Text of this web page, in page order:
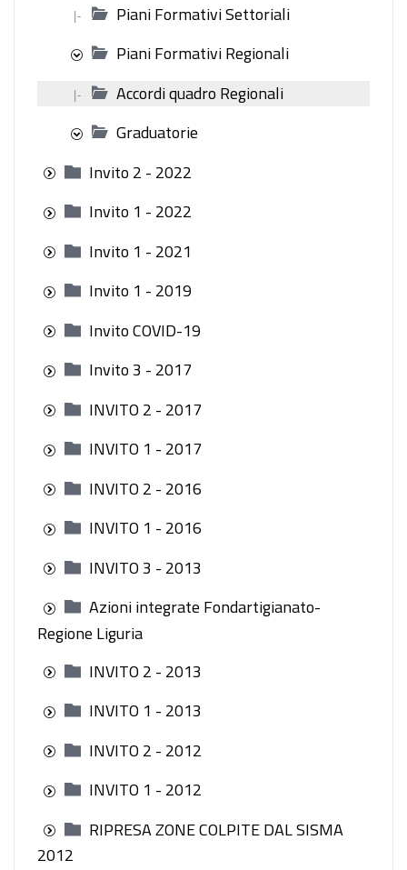
|-
Piani Formativi Settoriali
Piani Formativi Regionali
|-
Accordi quadro Regionali
Graduatorie
Invito 2 - 2022
Invito 1 - 2022
Invito 1 - 2021
Invito 1 - 2019
Invito COVID-19
Invito 3 - 2017
INVITO 2 - 2017
INVITO 1 - 2017
INVITO 2 - 2016
INVITO 1 - 2016
INVITO 3 - 2013
Azioni integrate Fondartigianato-
Regione Liguria
INVITO 2 - 2013
INVITO 1 - 2013
INVITO 2 - 2012
INVITO 1 - 2012
RIPRESA ZONE COLPITE DAL SISMA
2012